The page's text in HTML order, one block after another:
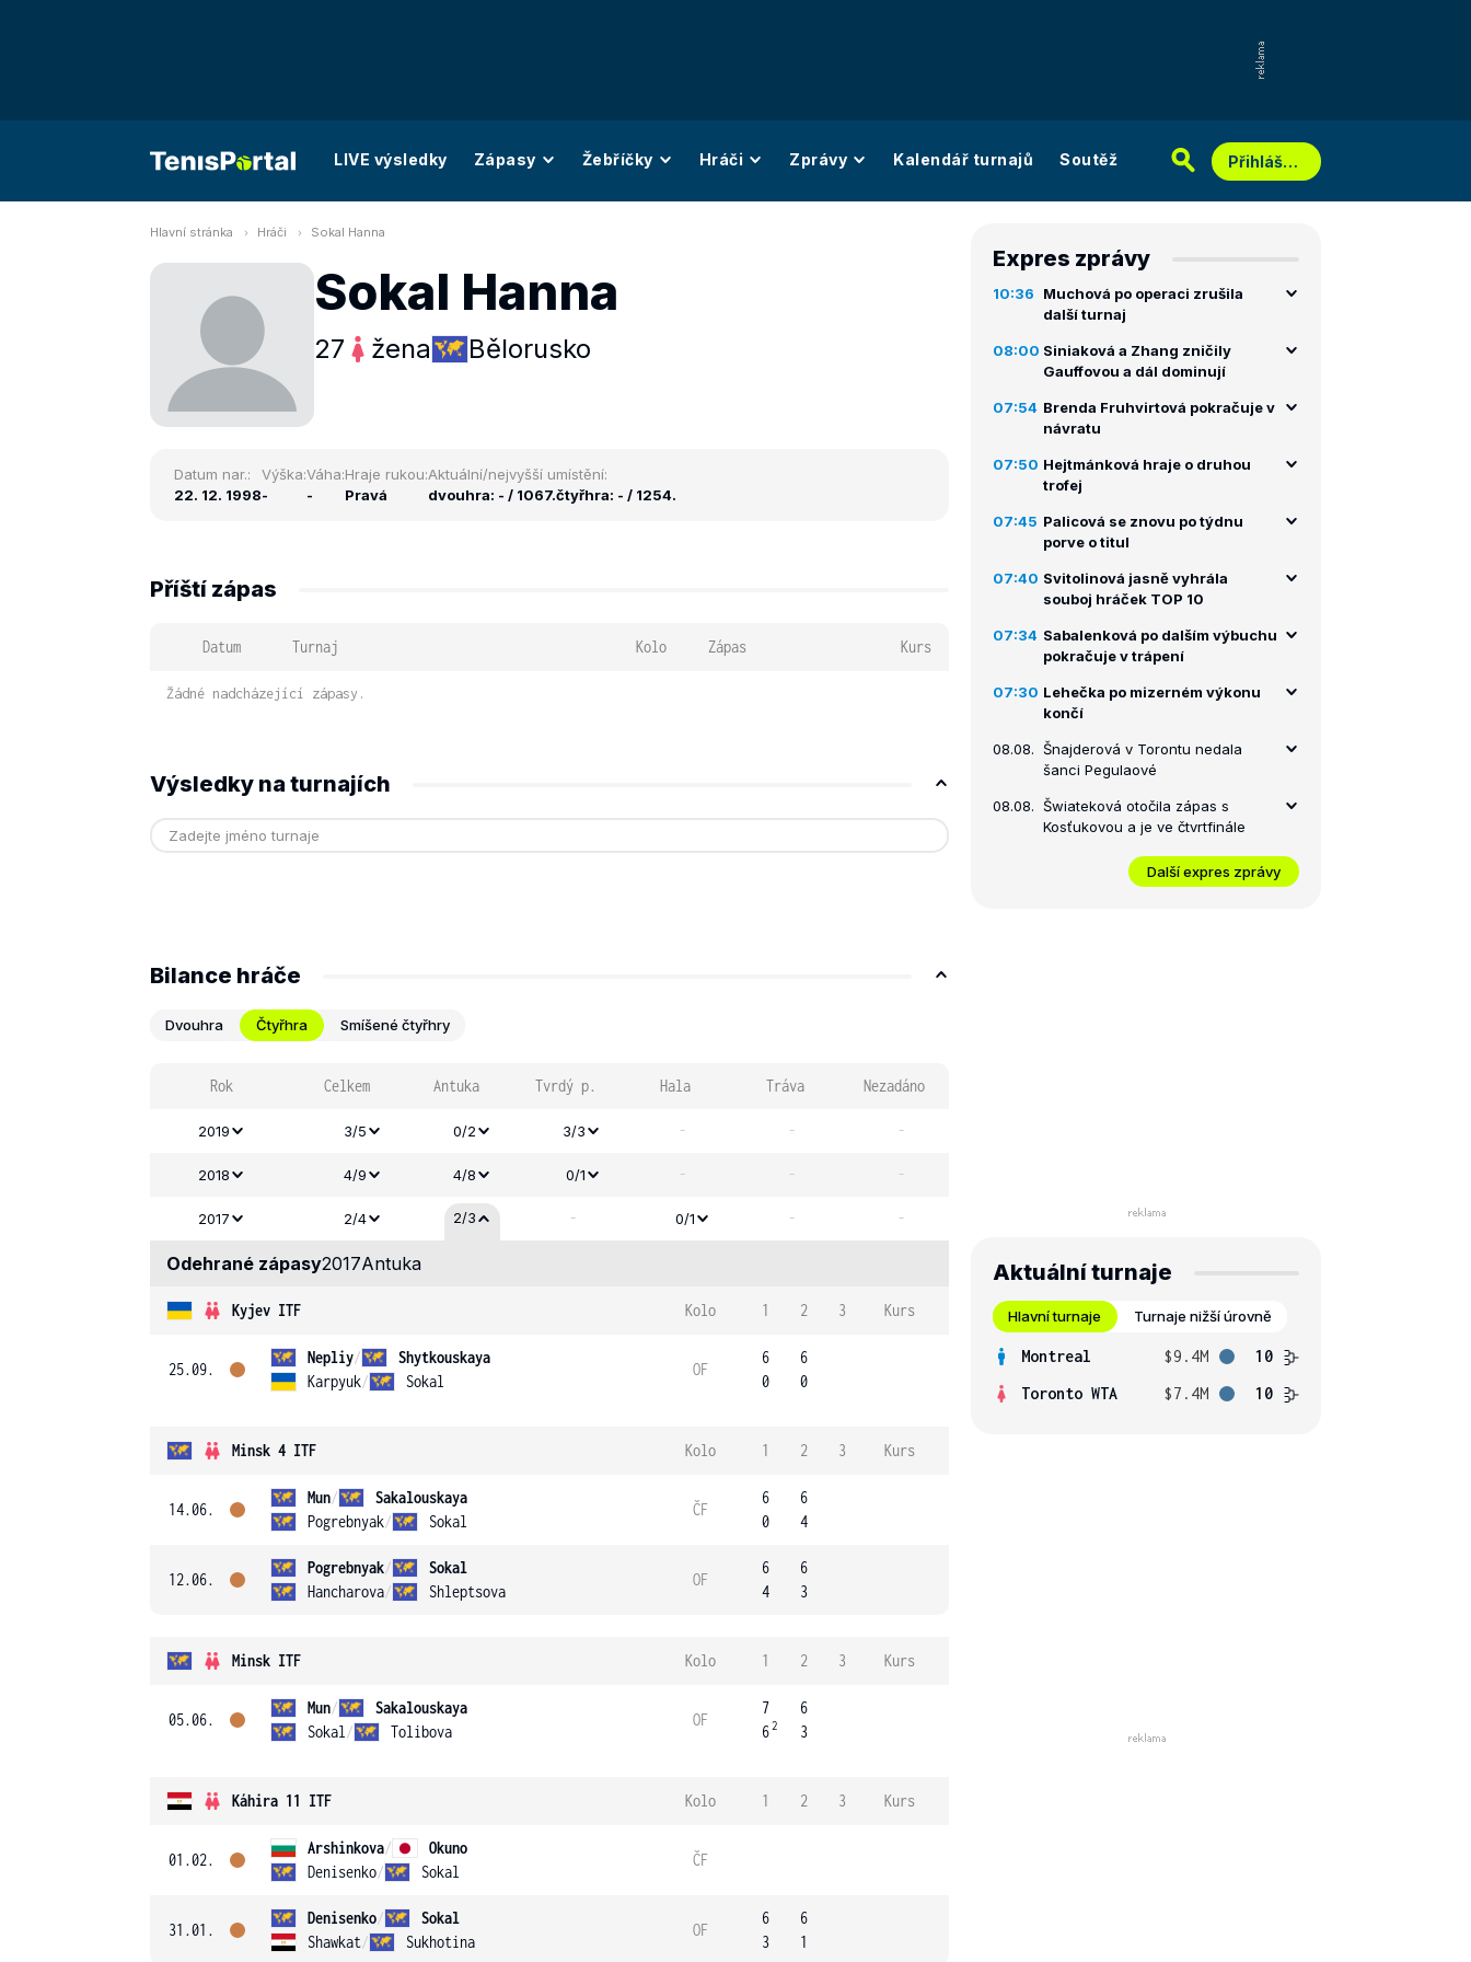
LIVE výsledky Zápasy Žebříčky Hráči Zprávy Kalendář turnajů Soutěž Přihlášení
Hlavní stránka Hráči Sokal Hanna
Sokal Hanna
27 žena Bělorusko
Datum nar.:
22. 12. 1998
Výška:
-
Váha:
-
Hraje rukou:
Pravá
Aktuální/nejvyšší umístění:
dvouhra: - / 1067.čtyřhra: - / 1254.
Příští zápas
Datum Turnaj Kolo Zápas Kurs
Žádné nadcházející zápasy.
Výsledky na turnajích
Bilance hráče
Dvouhra Čtyřhra Smíšené čtyřhry
Rok Celkem Antuka Tvrdý p. Hala Tráva Nezadáno
2019 3/5 0/2 3/3 - - -
2018 4/9 4/8 0/1 - - -
2017 2/4 2/3 - 0/1 - -
Odehrané zápasy2017Antuka
Kyjev ITF Kolo 1 2 3 Kurs
25.09.
Nepliy/
Shytkouskaya
Karpyuk/ Sokal
OF
6
0
6
0
Minsk 4 ITF Kolo 1 2 3 Kurs
14.06.
Mun/
Sakalouskaya
Pogrebnyak/ Sokal
ČF
6
0
6
4
12.06.
Pogrebnyak/
Sokal
Hancharova/ Shleptsova
OF
6
4
6
3
Minsk ITF Kolo 1 2 3 Kurs
05.06.
Mun/
Sakalouskaya
Sokal / Tolibova
OF
7
62
6
3
Káhira 11 ITF Kolo 1 2 3 Kurs
01.02.
Arshinkova/
Okuno
Denisenko/ Sokal
ČF
31.01.
Denisenko/
Sokal
Shawkat/ Sukhotina
OF
6
3
6
1
Expres zprávy
10:36
Muchová po operaci zrušila
další turnaj
08:00 Siniaková a Zhang zničily
Gauffovou a dál dominují
07:54 Brenda Fruhvirtová pokračuje v
návratu
07:50 Hejtmánková hraje o druhou
trofej
07:45 Palicová se znovu po týdnu
porve o titul
07:40 Svitolinová jasně vyhrála
souboj hráček TOP 10
07:34 Sabalenková po dalším výbuchu
pokračuje v trápení
07:30 Lehečka po mizerném výkonu
končí
08.08. Šnajderová v Torontu nedala
šanci Pegulaové
08.08. Šwiateková otočila zápas s
Kosťukovou a je ve čtvrtfinále
Další expres zprávy
Aktuální turnaje
Hlavní turnaje Turnaje nižší úrovně
Montreal $9.4M
10
Toronto WTA
$7.4M 10